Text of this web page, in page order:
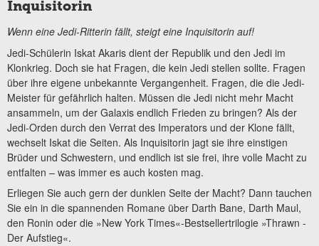
Inquisitorin
Wenn eine Jedi-Ritterin fällt, steigt eine Inquisitorin auf!
Jedi-Schülerin Iskat Akaris dient der Republik und den Jedi im
Klonkrieg. Doch sie hat Fragen, die kein Jedi stellen sollte. Fragen
über ihre eigene unbekannte Vergangenheit. Fragen, die die Jedi-
Meister für gefährlich halten. Müssen die Jedi nicht mehr Macht
ansammeln, um der Galaxis endlich Frieden zu bringen? Als der
Jedi-Orden durch den Verrat des Imperators und der Klone fällt,
wechselt Iskat die Seiten. Als Inquisitorin jagt sie ihre einstigen
Brüder und Schwestern, und endlich ist sie frei, ihre volle Macht zu
entfalten – was immer es auch kosten mag.
Erliegen Sie auch gern der dunklen Seite der Macht? Dann tauchen
Sie ein in die spannenden Romane über Darth Bane, Darth Maul,
den Ronin oder die »New York Times«-Bestsellertrilogie »Thrawn -
Der Aufstieg«.